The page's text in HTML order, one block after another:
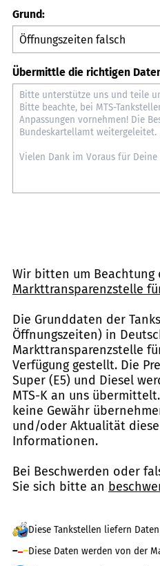
Grund:
Übermittle die richtigen
Wir bitten um Beachtung
Markttransparenzstelle
Die Grunddaten der
Öffnungszeiten) in
Markttransparenzstelle
Verfügung gestellt. Die
Super (E5) und Diesel
MTS-K an uns
keine Gewähr
und/oder Aktualität
Informationen.
Bei Beschwerden oder
Sie sich bitte an
Diese Tankstellen liefern
Diese Daten werden von der